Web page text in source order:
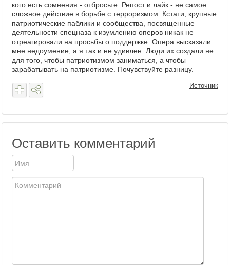
кого есть сомнения - отбросьте. Репост и лайк - не самое
сложное действие в борьбе с терроризмом. Кстати, крупные
патриотические паблики и сообщества, посвященные
деятельности спецназа к изумлению оперов никак не
отреагировали на просьбы о поддержке. Опера высказали
мне недоумение, а я так и не удивлен. Люди их создали не
для того, чтобы патриотизмом заниматься, а чтобы
зарабатывать на патриотизме. Почувствуйте разницу.
Источник
Оставить комментарий